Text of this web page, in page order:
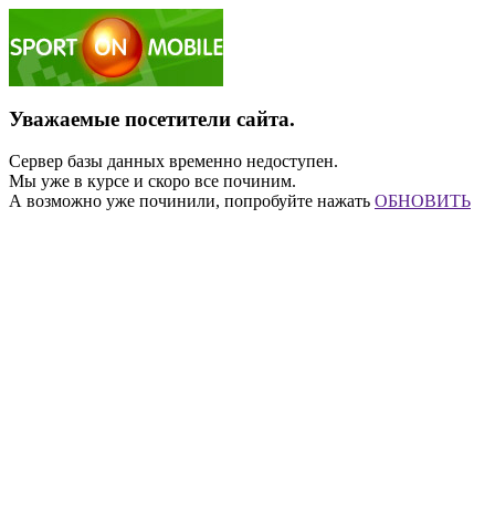
Уважаемые посетители сайта.
Сервер базы данных временно недоступен.
Мы уже в курсе и скоро все починим.
А возможно уже починили, попробуйте нажать ОБНОВИТЬ